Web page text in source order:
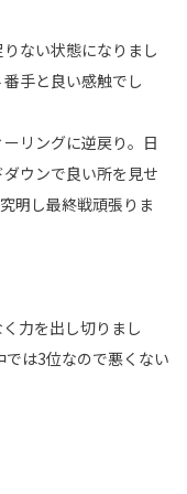
ない状態になりまし
手と良い感触でし
リングに逆戻り。日
ウンで良い所を見せ
明し最終戦頑張りま
力を出し切りまし
は3位なので悪くない